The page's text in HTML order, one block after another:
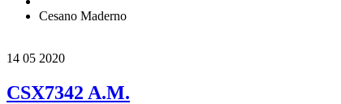
Cesano Maderno
14 05 2020
CSX7342 A.M.